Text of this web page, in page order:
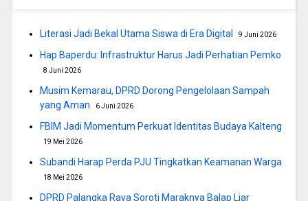
Literasi Jadi Bekal Utama Siswa di Era Digital 9 Juni 2026
Hap Baperdu: Infrastruktur Harus Jadi Perhatian Pemko
8 Juni 2026
Musim Kemarau, DPRD Dorong Pengelolaan Sampah
yang Aman
6 Juni 2026
FBIM Jadi Momentum Perkuat Identitas Budaya Kalteng
19 Mei 2026
Subandi Harap Perda PJU Tingkatkan Keamanan Warga
18 Mei 2026
DPRD Palangka Raya Soroti Maraknya Balap Liar